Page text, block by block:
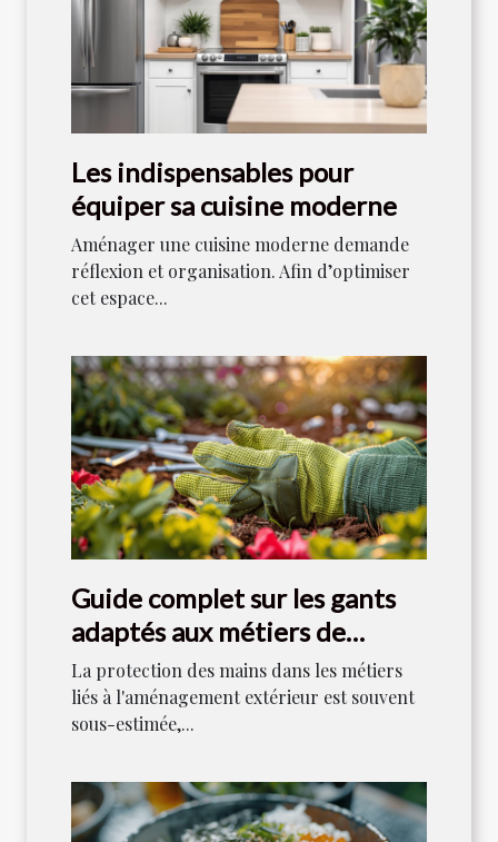
Les indispensables pour
équiper sa cuisine moderne
Aménager une cuisine moderne demande
réflexion et organisation. Afin d’optimiser
cet espace...
Guide complet sur les gants
adaptés aux métiers de
l'aménagement extérieur
La protection des mains dans les métiers
liés à l'aménagement extérieur est souvent
sous-estimée,...